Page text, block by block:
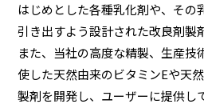
はじめとした各種乳化剤や、その
引き出すよう設計された改良剤製
また、当社の高度な精製、生産技
使した天然由来のビタミンEや天
製剤を開発し、ユーザーに提供し